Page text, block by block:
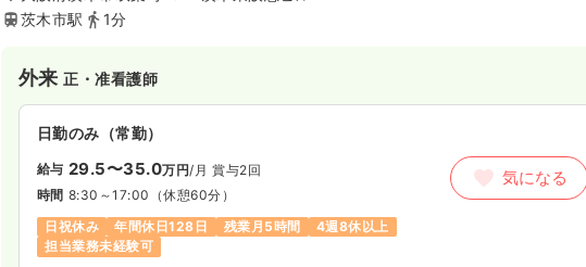
茨木市駅
1分
外来正・准看護師
日勤のみ（常勤）
給与 29.5〜35.0万円/月 賞与2回
時間 8:30～17:00 （休憩60分）
日祝休み
年間休日128日 残業月5時間
4週8休以上
担当業務未経験可
気になる